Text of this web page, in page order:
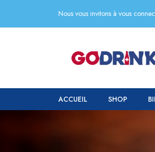
Nous vous invitons à vous
ACCUEIL SHOP